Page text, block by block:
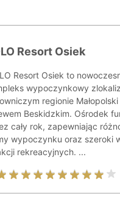
Resort Osiek
Resort Osiek to
wypoczynkowy
regionie
Beskidzkim. Ośrodek
cały rok, zapewniając
wypoczynku oraz szeroki
rekreacyjnych. ...